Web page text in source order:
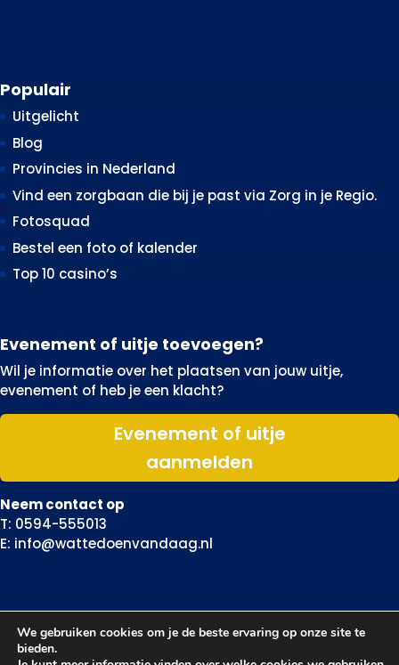
Populair
Uitgelicht
Blog
Provincies in Nederland
Vind een zorgbaan die bij je past via Zorg in je Regio.
Fotosquad
Bestel een foto of kalender
Top 10 casino’s
Evenement of uitje toevoegen?
Wil je informatie over het plaatsen van jouw uitje,
evenement of heb je een klacht?
Evenement of uitje
aanmelden
Neem contact op
T: 0594-555013
E: info@wattedoenvandaag.nl
We gebruiken cookies om je de beste ervaring op onze site te
bieden.